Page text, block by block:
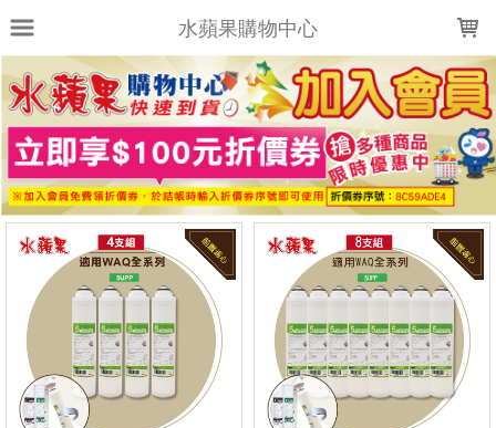
水蘋果購物中心
上架時間 銷售件數 銷售價格
樣式尺寸篩選
全部樣式
全部尺寸